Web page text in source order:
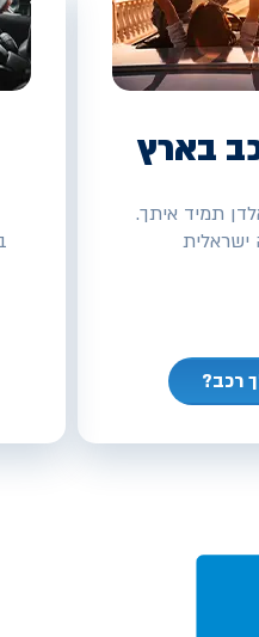
בארץ
תמיד איתך.
ישראלית
רכב?